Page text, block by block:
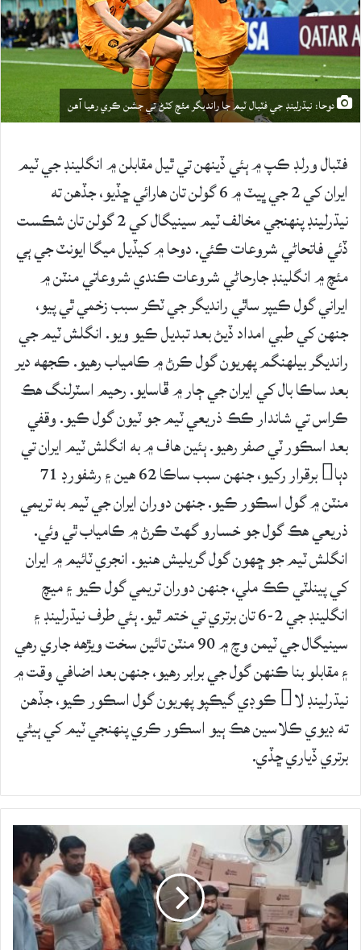
دوحا: نيڌرلينڊ جي فٽبال ٽيم جا رانديگر مئچ کٽڻ تي جشن ڪري رهيا آهن
فٽبال ورلڊ ڪپ ۾ ٻئي ڏينهن تي ٿيل مقابلن ۾ انگلينڊ جي ٽيم
ايران کي 2 جي ڀيٽ ۾ 6 گولن تان هارائي ڇڏيو، جڏهن ته
نيڌرلينڊ پنهنجي مخالف ٽيم سينيگال کي 2 گولن تان شڪست
ڏئي فاتحاڻي شروعات ڪئي. دوحا ۾ کيڏيل ميگا ايونٽ جي ٻي
مئچ ۾ انگلينڊ جارحاڻي شروعات ڪندي شروعاتي منٽن ۾
ايراني گول ڪيپر ساٿي رانديگر جي ٽڪر سبب زخمي ٿي پيو،
جنهن کي طبي امداد ڏيڻ بعد تبديل ڪيو ويو. انگلش ٽيم جي
رانديگر بيلهنگم پهريون گول ڪرڻ ۾ ڪامياب رهيو. ڪجهه دير
بعد ساڪا بال کي ايران جي ڄار ۾ ڦاسايو. رحيم اسٽرلنگ هڪ
ڪراس تي شاندار ڪڪ ذريعي ٽيم جو ٽيون گول ڪيو. وقفي
بعد اسڪور ٽي صفر رهيو. ٻئين هاف ۾ به انگلش ٽيم ايران تي
دٻا برقرار رکيو، جنهن سبب ساڪا 62 هين ۽ رشفورڊ 71
منٽن ۾ گول اسڪور ڪيو. جنهن دوران ايران جي ٽيم به تريمي
ذريعي هڪ گول جو خسارو گهٽ ڪرڻ ۾ ڪامياب ٿي وئي.
انگلش ٽيم جو ڇهون گول گريليش هنيو. انجري ٽائيم ۾ ايران
کي پينلٽي ڪڪ ملي، جنهن دوران تريمي گول ڪيو ۽ ميچ
انگلينڊ جي 2-6 تان برتري تي ختم ٿيو. ٻئي طرف نيڌرلينڊ ۽
سينيگال جي ٽيمن وچ ۾ 90 منٽن تائين سخت ويڙهه جاري رهي
۽ مقابلو بنا ڪنهن گول جي برابر رهيو، جنهن بعد اضافي وقت ۾
نيڌرلينڊ لا ڪوڊي گيڪپو پهريون گول اسڪور ڪيو، جڏهن
ته ڊيوي ڪلاسين هڪ ٻيو اسڪور ڪري پنهنجي ٽيم کي ٻيڻي
برتري ڏياري ڇڏي.